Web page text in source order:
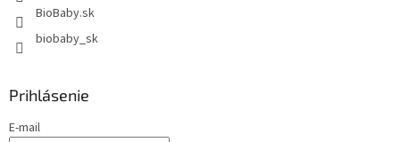
BioBaby.sk
biobaby_sk
Prihlásenie
E-mail